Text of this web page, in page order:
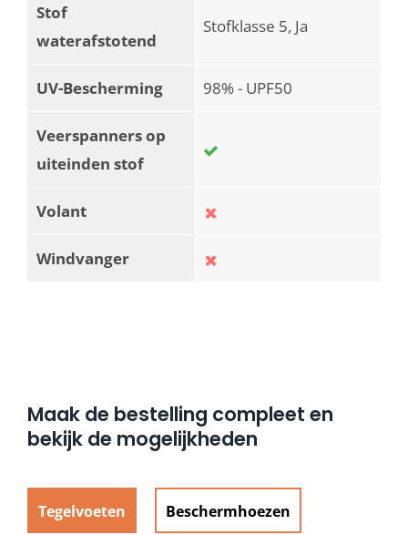
Stof
waterafstotend
Stofklasse 5, Ja
UV-Bescherming 98% - UPF50
Veerspanners op
uiteinden stof
Volant
Windvanger
Maak de bestelling compleet en
bekijk de mogelijkheden
Tegelvoeten Beschermhoezen